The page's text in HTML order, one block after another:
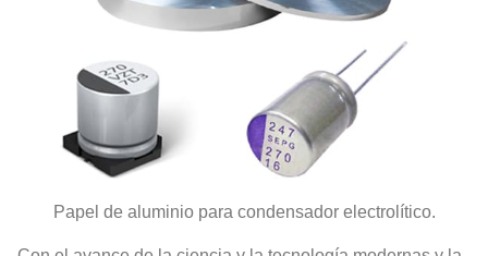
Papel de aluminio para condensador electrolítico.